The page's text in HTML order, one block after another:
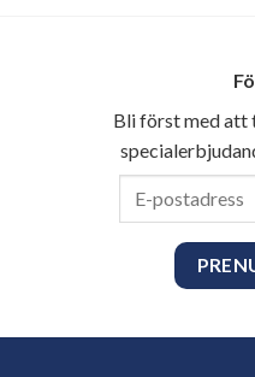
Bli först med att